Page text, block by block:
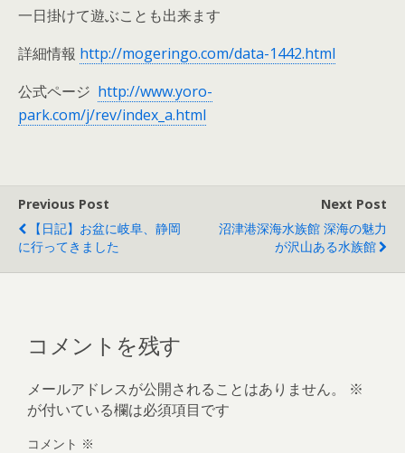
一日掛けて遊ぶことも出来ます
詳細情報 http://mogeringo.com/data-1442.html
公式ページ http://www.yoro-
park.com/j/rev/index_a.html
Previous Post
【日記】お盆に岐阜、静岡
に行ってきました
Next Post
沼津港深海水族館 深海の魅力
が沢山ある水族館
コメントを残す
メールアドレスが公開されることはありません。
※
が付いている欄は必須項目です
コメント ※